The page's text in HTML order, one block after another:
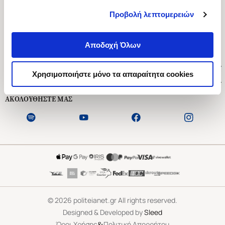
Προβολή λεπτομερειών
Αποδοχή Όλων
Χρησιμοποιήστε μόνο τα απαραίτητα cookies
Ασκληπιού 1-3, Αθήνα 106 79
Δευτέρα - Παρασκευή 09:00-21:00
Εξυπηρέτηση Πελατών
ΑΚΟΛΟΥΘΗΣΤΕ ΜΑΣ
©2026 politeianet.gr All rights reserved.
Designed & Developed bySleed